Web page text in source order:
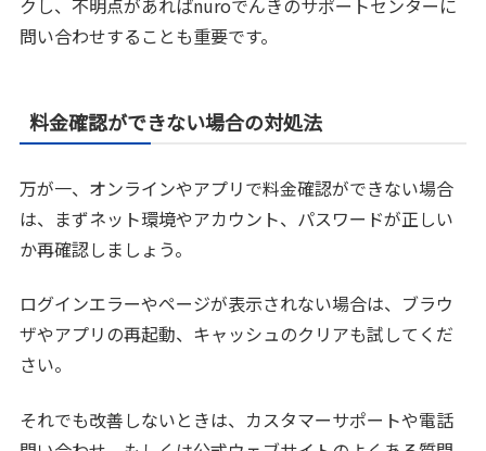
クし、不明点があればnuroでんきのサポートセンターに
問い合わせすることも重要です。
料金確認ができない場合の対処法
万が一、オンラインやアプリで料金確認ができない場合
は、まずネット環境やアカウント、パスワードが正しい
か再確認しましょう。
ログインエラーやページが表示されない場合は、ブラウ
ザやアプリの再起動、キャッシュのクリアも試してくだ
さい。
それでも改善しないときは、カスタマーサポートや電話